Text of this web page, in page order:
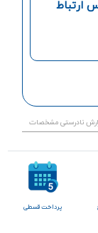
ارتباط
نادرستی مشخصات
پرداخت قسطی